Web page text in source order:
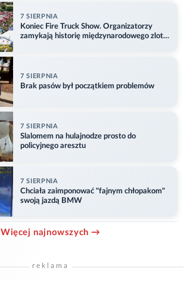
7 SIERPNIA
Koniec Fire Truck Show. Organizatorzy
zamykają historię międzynarodowego zlotu
7 SIERPNIA
Brak pasów był początkiem problemów
7 SIERPNIA
Slalomem na hulajnodze prosto do
policyjnego aresztu
7 SIERPNIA
Chciała zaimponować "fajnym chłopakom"
swoją jazdą BMW
Więcej najnowszych →
reklama